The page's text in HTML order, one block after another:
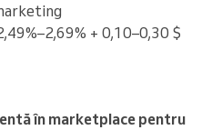
+ 0,10–0,30 $
în marketplace pentru